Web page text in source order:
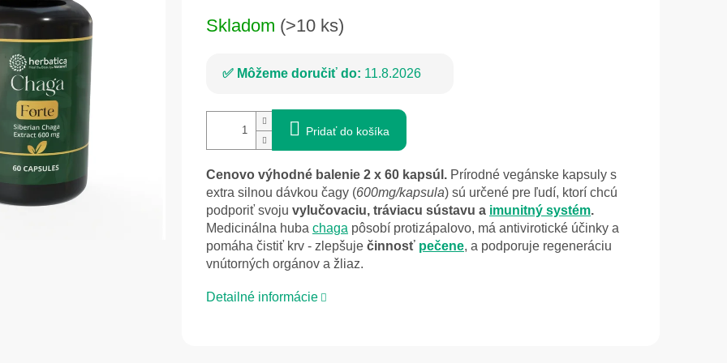
cena:
Skladom (>10 ks)
Môžeme doručiť do: 11.8.2026
Pridať do košíka
Cenovo výhodné balenie 2 x 60 kapsúl. Prírodné vegánske kapsuly s
extra silnou dávkou čagy (600mg/kapsula) sú určené pre ľudí, ktorí chcú
podporiť svoju vylučovaciu, tráviacu sústavu a imunitný systém.
Medicinálna huba chaga pôsobí protizápalovo, má antivirotické účinky a
pomáha čistiť krv - z lepšuje činnosť pečene, a podporuje regeneráciu
vnútorných orgánov a žliaz.
Detailné informácie